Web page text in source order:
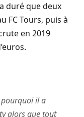
duré que deux
FC Tours, puis à
en 2019
il a
alors que tout